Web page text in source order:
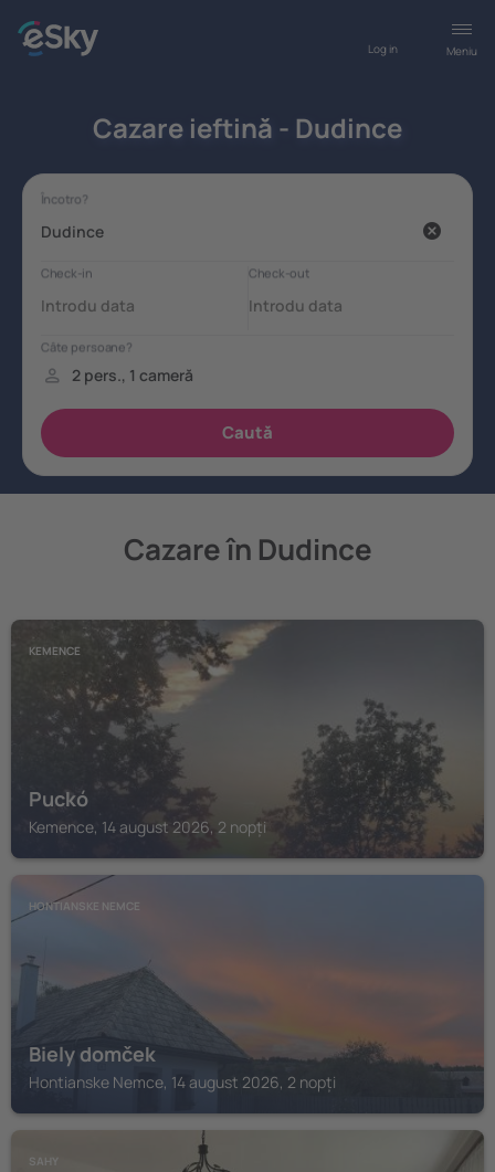
Meniu
Log in
Cazare ieftină - Dudince
Cazare în Dudince
KEMENCE
Puckó
Kemence, 14 august 2026, 2 nopți
HONTIANSKE NEMCE
Biely domček
Hontianske Nemce, 14 august 2026, 2 nopți
SAHY